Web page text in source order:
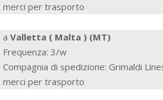
merci per trasporto
a Valletta ( Malta ) (MT)
Frequenza: 3/w
Compagnia di spedizione: Grimaldi
merci per trasporto